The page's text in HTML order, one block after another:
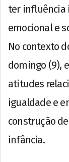
ter influência
emocional e
No contexto
domingo (9),
atitudes
igualdade e
construção
infância.